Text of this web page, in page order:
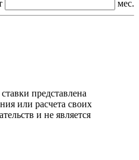
мес.
представлена
или расчета своих
и не является